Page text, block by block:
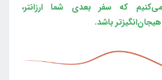
که سفر بعدی شما ارزانتر،